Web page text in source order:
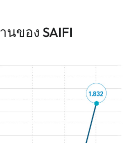
นของ SAIFI